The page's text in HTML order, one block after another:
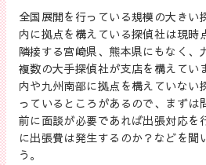
全国展開を行っている規模の大きい
内に拠点を構えている探偵社は現時
隣接する宮崎県、熊本県にもなく、
複数の大手探偵社が支店を構えてい
内や九州南部に拠点を構えていない
っているところがあるので、まずは
前に面談が必要であれば出張対応を
に出張費は発生するのか？などを聞
う。